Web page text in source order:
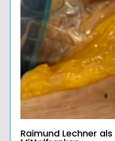
Raimund Lechner